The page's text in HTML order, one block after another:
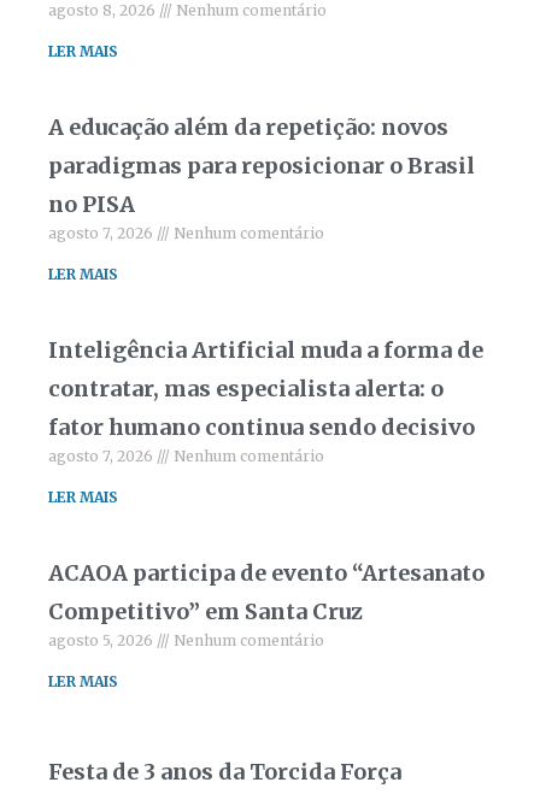
agosto 8, 2026 Nenhum comentário
LER MAIS
A educação além da repetição: novos
paradigmas para reposicionar o Brasil
no PISA
agosto 7, 2026 Nenhum comentário
LER MAIS
Inteligência Artificial muda a forma de
contratar, mas especialista alerta: o
fator humano continua sendo decisivo
agosto 7, 2026 Nenhum comentário
LER MAIS
ACAOA participa de evento “Artesanato
Competitivo” em Santa Cruz
agosto 5, 2026 Nenhum comentário
LER MAIS
Festa de 3 anos da Torcida Força